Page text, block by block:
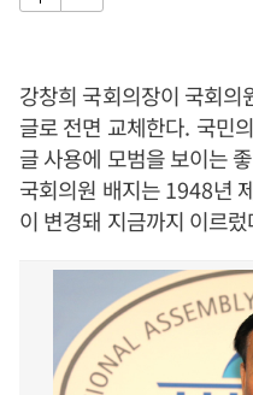
강창희 국회의장이 국회
글로 전면 교체한다. 국민
글 사용에 모범을 보이는
국회의원 배지는1948년
이 변경돼 지금까지 이르렀